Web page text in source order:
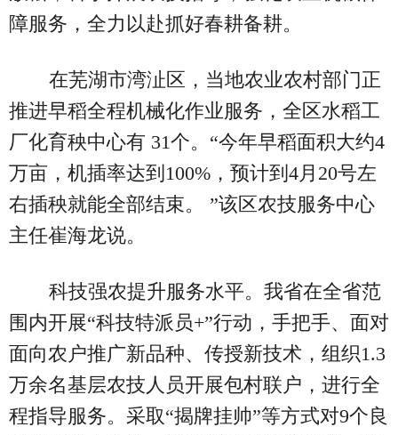
障服务，全力以赴抓好春耕备耕。
在芜湖市湾沚区，当地农业农村部门正
推进早稻全程机械化作业服务，全区水稻工
厂化育秧中心有 31个。“今年早稻面积大约4
万亩，机插率达到100%，预计到4月20号左
右插秧就能全部结束。 ”该区农技服务中心
主任崔海龙说。
科技强农提升服务水平。我省在全省范
围内开展“科技特派员+”行动，手把手、面对
面向农户推广新品种、传授新技术，组织1.3
万余名基层农技人员开展包村联户，进行全
程指导服务。采取“揭牌挂帅”等方式对9个良